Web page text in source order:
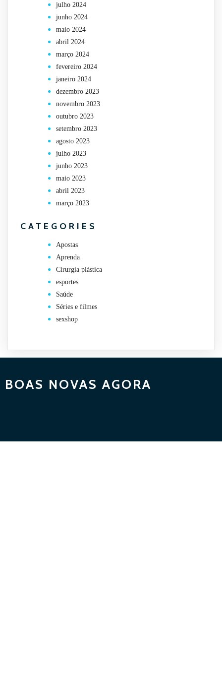
julho 2024
junho 2024
maio 2024
abril 2024
março 2024
fevereiro 2024
janeiro 2024
dezembro 2023
novembro 2023
outubro 2023
setembro 2023
agosto 2023
julho 2023
junho 2023
maio 2023
abril 2023
março 2023
CATEGORIES
Apostas
Aprenda
Cirurgia plástica
esportes
Saúde
Séries e filmes
sexshop
BOAS NOVAS AGORA